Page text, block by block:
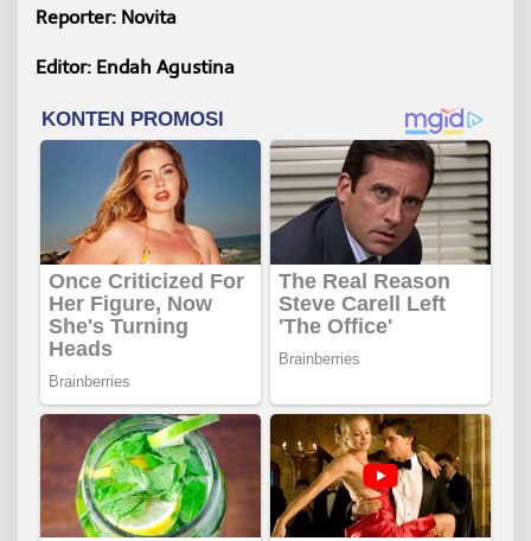
Reporter: Novita
Editor: Endah Agustina